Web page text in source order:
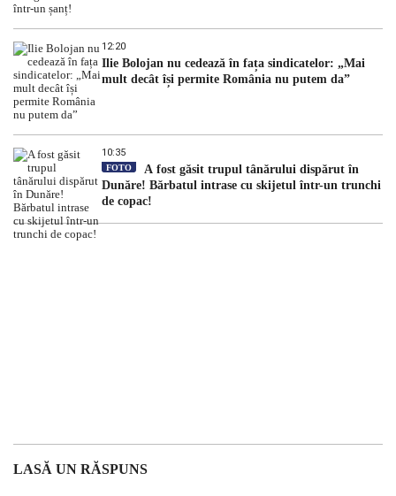
12:20
Ilie Bolojan nu cedează în fața sindicatelor: „Mai
mult decât își permite România nu putem da”
10:35
FOTO
A fost găsit trupul tânărului dispărut în
Dunăre! Bărbatul intrase cu skijetul într-un trunchi
de copac!
LASĂ UN RĂSPUNS